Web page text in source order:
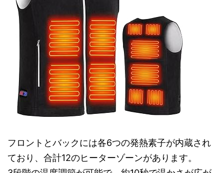
フロントとバックには各6つの発熱素子が内蔵され
ており、合計12のヒーターゾーンがあります。